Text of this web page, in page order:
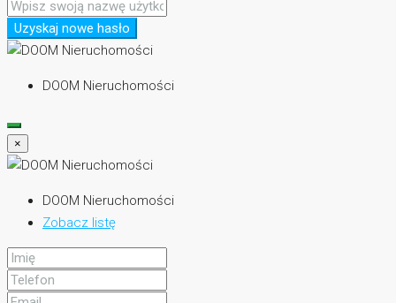
Uzyskaj nowe hasło
DOOM Nieruchomości
×
DOOM Nieruchomości
Zobacz listę